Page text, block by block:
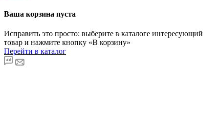
Ваша корзина пуста
Исправить это просто: выберите в каталоге интересующий
товар и нажмите кнопку «В корзину»
Перейти в каталог